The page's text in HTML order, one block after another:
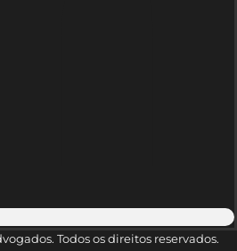
Todos os direitos reservados.